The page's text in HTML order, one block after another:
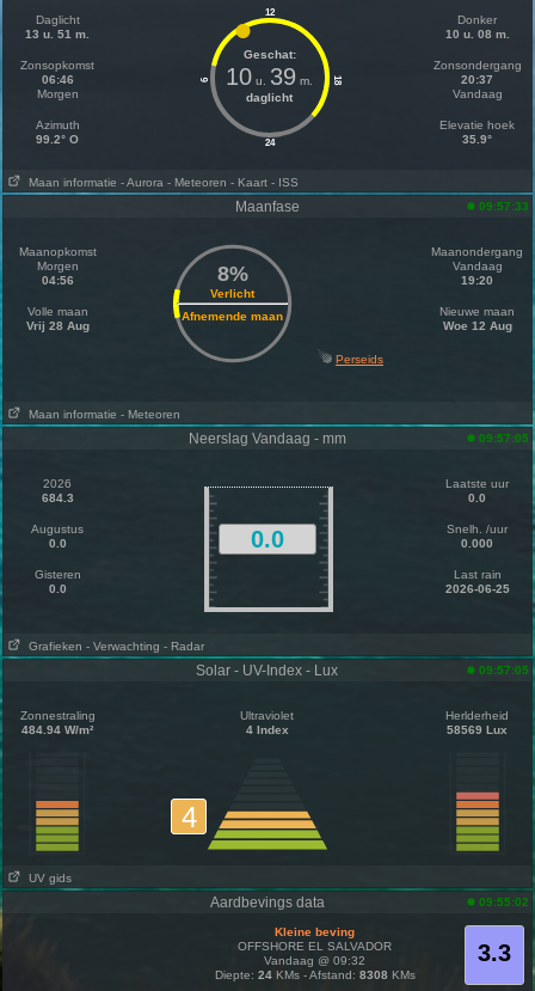
Daglicht
13 u. 51 m.
Zonsopkomst
06:46
Morgen
Azimuth
99.2° O
12
24
6 18
Geschat:
10 u. 39 m.
daglicht
Donker
10 u. 08 m.
Zonsondergang
20:37
Vandaag
Elevatie hoek
35.9°
Maan informatie - Aurora - Meteoren - Kaart - ISS
Maanfase 09:57:33
Maanopkomst
Morgen
04:56
Volle maan
Vrij 28 Aug
8%
Verlicht
Afnemende maan
Maanondergang
Vandaag
19:20
Nieuwe maan
Woe 12 Aug
Perseids
Maan informatie - Meteoren
Neerslag Vandaag - mm 09:57:05
2026
684.3
Augustus
0.0
Gisteren
0.0
0.0
Laatste uur
0.0
Snelh. /uur
0.000
Last rain
2026-06-25
Grafieken - Verwachting - Radar
Solar - UV-Index - Lux 09:57:05
Zonnestraling
484.94 W/m²
Ultraviolet
4 Index
4
Herlderheid
58569 Lux
UV gids
Aardbevings data 09:55:02
3.3
Kleine beving
OFFSHORE EL SALVADOR
Vandaag @ 09:32
Diepte: 24KMs - Afstand: 8308 KMs